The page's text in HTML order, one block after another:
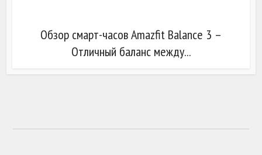
Обзор смарт-часов Amazfit Balance 3 –
Отличный баланс между...